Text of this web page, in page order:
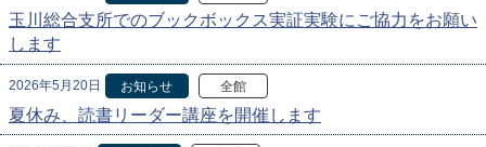
玉川総合支所でのブックボックス実証実験にご協力をお願い
します
2026年5月20日 お知らせ 全館
夏休み、読書リーダー講座を開催します